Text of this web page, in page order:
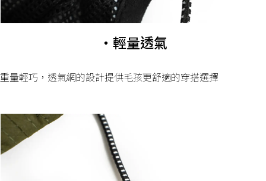
・輕量透氣
重量輕巧，透氣網的設計提供毛孩更舒適的穿搭選擇